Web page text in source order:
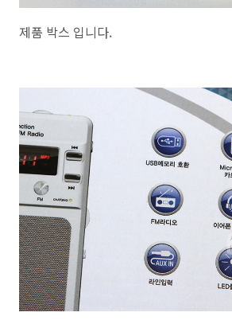
제품 박스 입니다.